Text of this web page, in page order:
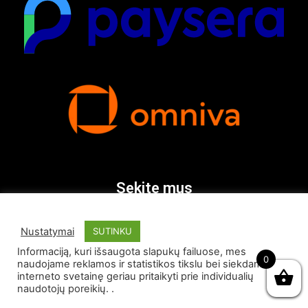
Sekite mus
© Visos teisės saugomos 2026
Nustatymai SUTINKU
Informaciją, kuri išsaugota slapukų failuose, mes
naudojame reklamos ir statistikos tikslu bei siekdami
interneto svetainę geriau pritaikyti prie individualių
naudotojų poreikių. .
0